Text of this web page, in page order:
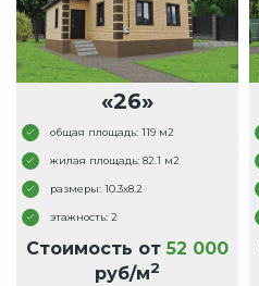
«26»
общая площадь: 119 м2
жилая площадь: 82.1 м2
размеры: 10.3x8.2
этажность: 2
Стоимость от 52 000
руб/м2